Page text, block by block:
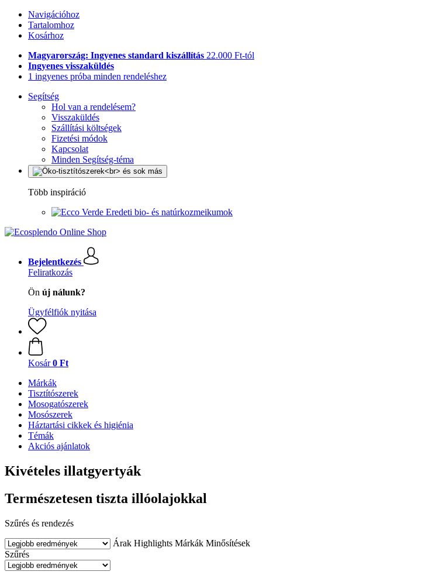
Navigációhoz
Tartalomhoz
Kosárhoz
Magyarország: Ingyenes standard kiszállítás 22.000 Ft-tól
Ingyenes visszaküldés
1 ingyenes próba minden rendeléshez
Segítség
Hol van a rendelésem?
Visszaküldés
Szállítási költségek
Fizetési módok
Kapcsolat
Minden Segítség-téma
Több inspiráció
Eredeti bio- és natúrkozmeikumok
Bejelentkezés
Feliratkozás
Ön új nálunk?
Ügyfélfiók nyitása
Kosár 0 Ft
Márkák
Tisztítószerek
Mosogatószerek
Mosószerek
Háztartási cikkek és higiénia
Témák
Akciós ajánlatok
Kivételes illatgyertyák
Természetesen tiszta illóolajokkal
Szűrés és rendezés
Árak Highlights Márkák Minősítések
Szűrés